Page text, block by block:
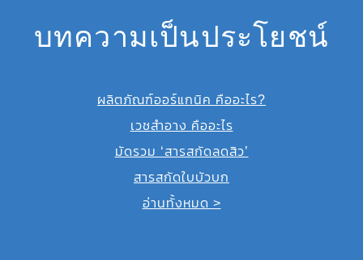
บทความเป็นประโยชน์
ผลิตภัณฑ์ออร์แกนิค คืออะไร?
เวชสำอาง คืออะไร
มัดรวม ‘สารสกัดลดสิว’
สารสกัดใบบัวบก
อ่านทั้งหมด >